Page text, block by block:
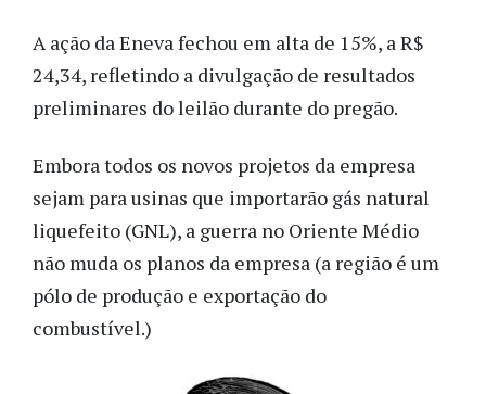
A ação da Eneva fechou em alta de 15%, a R$
24,34, refletindo a divulgação de resultados
preliminares do leilão durante do pregão.
Embora todos os novos projetos da empresa
sejam para usinas que importarão gás natural
liquefeito (GNL), a guerra no Oriente Médio
não muda os planos da empresa (a região é um
pólo de produção e exportação do
combustível.)